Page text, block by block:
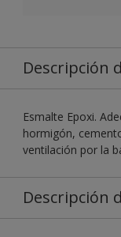
Descripción
Esmalte Epoxi.
hormigón,
ventilación por la
Descripción